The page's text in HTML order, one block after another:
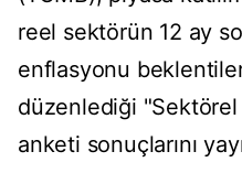
reel sektörün 12 ay
enflasyonu
düzenlediği
anketi sonuçlarını